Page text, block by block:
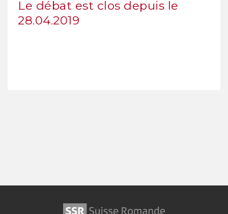
Le débat est clos depuis le
28.04.2019